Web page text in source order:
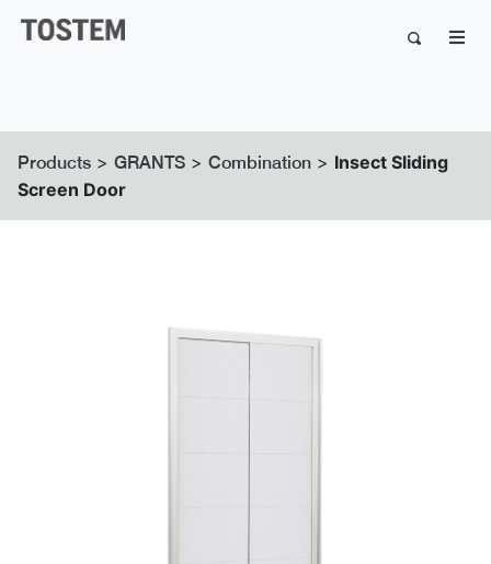
Products > GRANTS > Combination > Insect Sliding
Screen Door